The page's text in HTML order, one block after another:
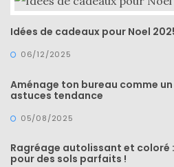
Idées de cadeaux pour Noel
06/12/2025
Aménage ton bureau comme
astuces tendance
05/08/2025
Ragréage autolissant et coloré
pour des sols parfaits !